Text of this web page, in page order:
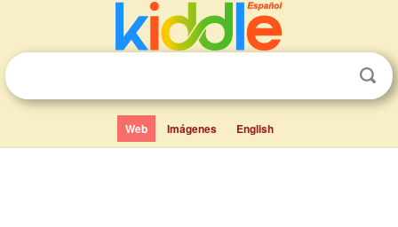
Web Imágenes English